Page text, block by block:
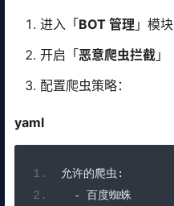
进入「BOT 管理 」模块
开启「恶意爬虫拦截 」
配置爬虫策略：
yaml
允许的爬虫:
-
百度蜘蛛